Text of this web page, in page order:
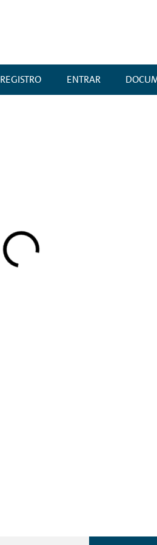
REGISTRO ENTRAR